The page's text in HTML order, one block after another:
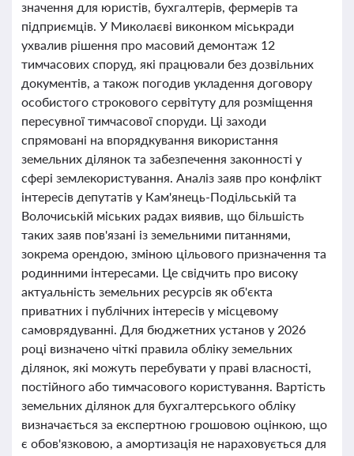
значення для юристів, бухгалтерів, фермерів та
підприємців. У Миколаєві виконком міськради
ухвалив рішення про масовий демонтаж 12
тимчасових споруд, які працювали без дозвільних
документів, а також погодив укладення договору
особистого строкового сервітуту для розміщення
пересувної тимчасової споруди. Ці заходи
спрямовані на впорядкування використання
земельних ділянок та забезпечення законності у
сфері землекористування. Аналіз заяв про конфлікт
інтересів депутатів у Кам'янець-Подільській та
Волочиській міських радах виявив, що більшість
таких заяв пов'язані із земельними питаннями,
зокрема орендою, зміною цільового призначення та
родинними інтересами. Це свідчить про високу
актуальність земельних ресурсів як об'єкта
приватних і публічних інтересів у місцевому
самоврядуванні. Для бюджетних установ у 2026
році визначено чіткі правила обліку земельних
ділянок, які можуть перебувати у праві власності,
постійного або тимчасового користування. Вартість
земельних ділянок для бухгалтерського обліку
визначається за експертною грошовою оцінкою, що
є обов'язковою, а амортизація не нараховується для